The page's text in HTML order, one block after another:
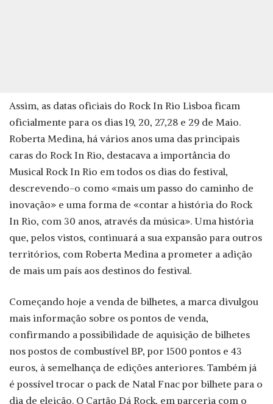
Assim, as datas oficiais do Rock In Rio Lisboa ficam
oficialmente para os dias 19, 20, 27,28 e 29 de Maio.
Roberta Medina, há vários anos uma das principais
caras do Rock In Rio, destacava a importância do
Musical Rock In Rio em todos os dias do festival,
descrevendo-o como «mais um passo do caminho de
inovação» e uma forma de «contar a história do Rock
In Rio, com 30 anos, através da música». Uma história
que, pelos vistos, continuará a sua expansão para outros
territórios, com Roberta Medina a prometer a adição
de mais um país aos destinos do festival.
Começando hoje a venda de bilhetes, a marca divulgou
mais informação sobre os pontos de venda,
confirmando a possibilidade de aquisição de bilhetes
nos postos de combustível BP, por 1500 pontos e 43
euros, à semelhança de edições anteriores. Também já
é possível trocar o pack de Natal Fnac por bilhete para o
dia de eleição. O Cartão Dá Rock, em parceria com o